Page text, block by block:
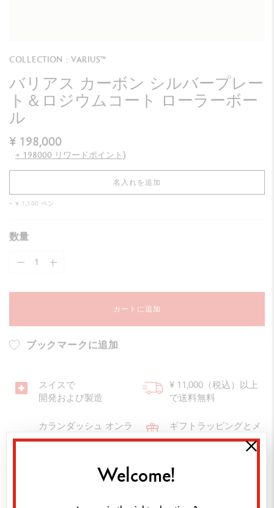
COLLECTION : VARIUS™
バリアス カーボン シルバープレー
ト＆ロジウムコート ローラーボー
ル
¥ 198,000
+ 198000 リワードポイント)
名入れを追加
+ ¥ 1,100 ペン
数量
カートに追加
ブックマークに追加
スイスで
開発および製造
¥ 11,000（税込）以上
で送料無料
カランダッシュ オンラ
インブティックでご購
べて保証付きとなりま
ギフトラッピングとメ
ッセージカード
Welcome!